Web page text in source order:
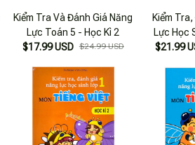
Kiểm Tra Và Đánh Giá Năng
Lực Toán 5 - Học Kì 2
$17.99 USD $24.99 USD
Kiểm
Lực Học
$21.99